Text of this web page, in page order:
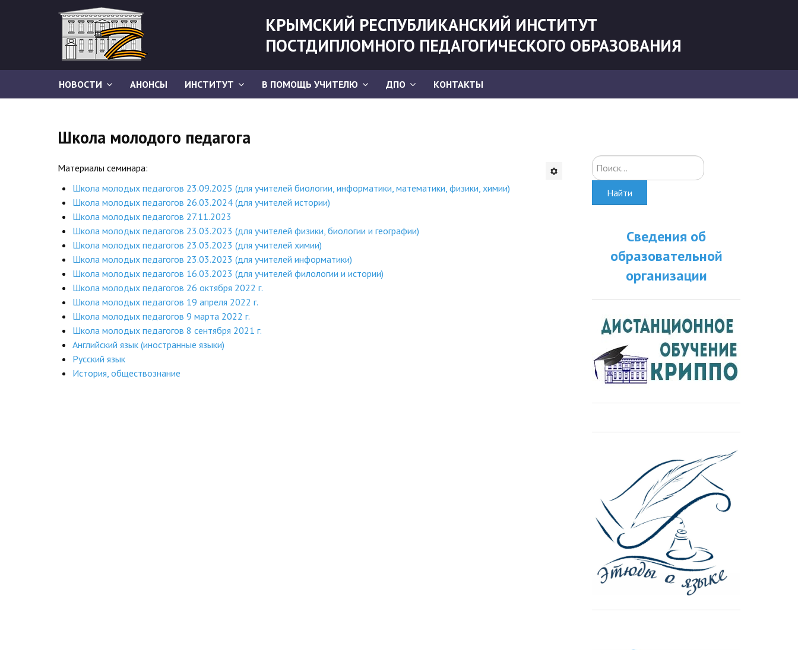
КРЫМСКИЙ РЕСПУБЛИКАНСКИЙ ИНСТИТУТ
ПОСТДИПЛОМНОГО ПЕДАГОГИЧЕСКОГО ОБРАЗОВАНИЯ
НОВОСТИ АНОНСЫ ИНСТИТУТ В ПОМОЩЬ УЧИТЕЛЮ ДПО КОНТАКТЫ
Школа молодого педагога
Материалы семинара:
Школа молодых педагогов 23.09.2025 (для учителей биологии, информатики, математики, физики, химии)
Школа молодых педагогов 26.03.2024 (для учителей истории)
Школа молодых педагогов 27.11.2023
Школа молодых педагогов 23.03.2023 (для учителей физики, биологии и географии)
Школа молодых педагогов 23.03.2023 (для учителей химии)
Школа молодых педагогов 23.03.2023 (для учителей информатики)
Школа молодых педагогов 16.03.2023 (для учителей филологии и истории)
Школа молодых педагогов 26 октября 2022 г.
Школа молодых педагогов 19 апреля 2022 г.
Школа молодых педагогов 9 марта 2022 г.
Школа молодых педагогов 8 сентября 2021 г.
Английский язык (иностранные языки)
Русский язык
История, обществознание
Искать...
Найти
Сведения об
образовательной
организации